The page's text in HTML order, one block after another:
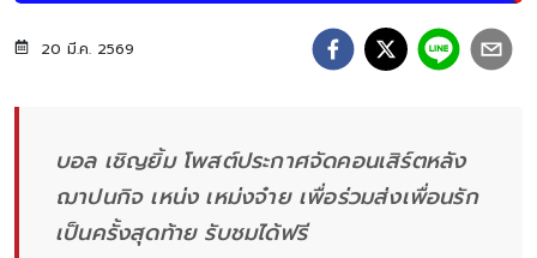
20 มี.ค. 2569
บอล เชิญยิ้ม โพสต์ประกาศจัดคอนเสิร์ตหลัง
ฌาปนกิจ เหน่ง เหม่งจ๋าย เพื่อร่วมส่งเพื่อนรัก
เป็นครั้งสุดท้าย รับชมได้ฟรี